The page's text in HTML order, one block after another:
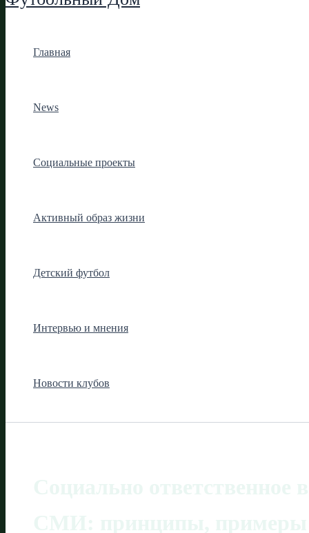
Главная
News
Социальные проекты
Активный образ жизни
Детский футбол
Интервью и мнения
Новости клубов